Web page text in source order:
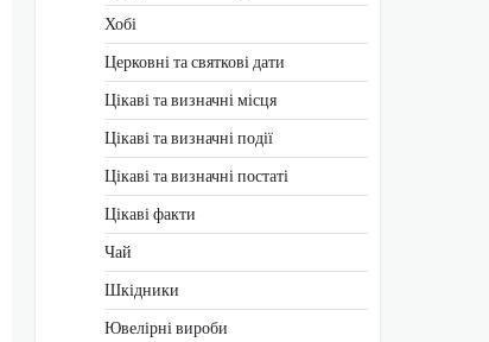
Хобі
Церковні та святкові дати
Цікаві та визначні місця
Цікаві та визначні події
Цікаві та визначні постаті
Цікаві факти
Чай
Шкідники
Ювелірні вироби